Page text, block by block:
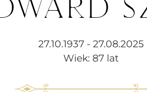
27.10.1937 - 27.08.2025
Wiek: 87 lat